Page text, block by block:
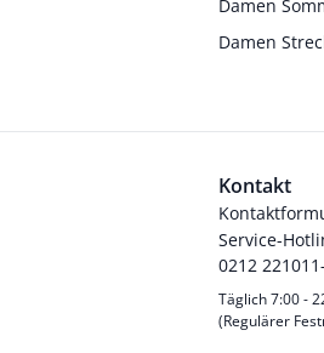
Damen
Damen
Kontakt
Service-
0212
Täglich 7:00 -
(Regulärer